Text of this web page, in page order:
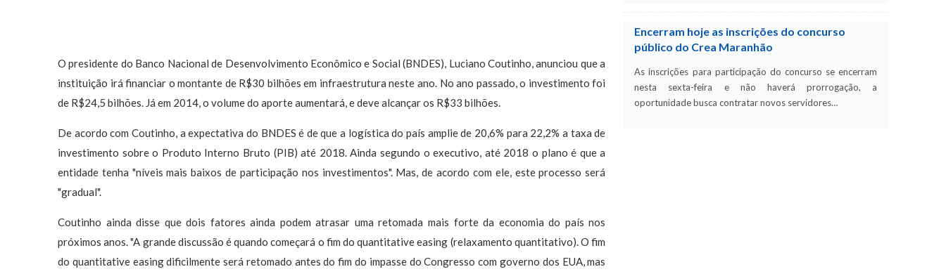
O presidente do Banco Nacional de Desenvolvimento Econômico e Social (BNDES), Luciano Coutinho, anunciou que a
instituição irá financiar o montante de R$30 bilhões em infraestrutura neste ano. No ano passado, o investimento foi
de R$24,5 bilhões. Já em 2014, o volume do aporte aumentará, e deve alcançar os R$33 bilhões.
De acordo com Coutinho, a expectativa do BNDES é de que a logística do país amplie de 20,6% para 22,2% a taxa de
investimento sobre o Produto Interno Bruto (PIB) até 2018. Ainda segundo o executivo, até 2018 o plano é que a
entidade tenha "níveis mais baixos de participação nos investimentos". Mas, de acordo com ele, este processo será
"gradual".
Coutinho ainda disse que dois fatores ainda podem atrasar uma retomada mais forte da economia do país nos
próximos anos. "A grande discussão é quando começará o fim do quantitative easing (relaxamento quantitativo). O fim
do quantitative easing dificilmente será retomado antes do fim do impasse do Congresso com governo dos EUA, mas
Encerram hoje as inscrições do concurso
público do Crea Maranhão
As inscrições para participação do concurso se encerram
nesta sexta-feira e não haverá prorrogação, a
oportunidade busca contratar novos servidores…